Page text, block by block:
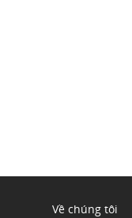
Về chúng tôi